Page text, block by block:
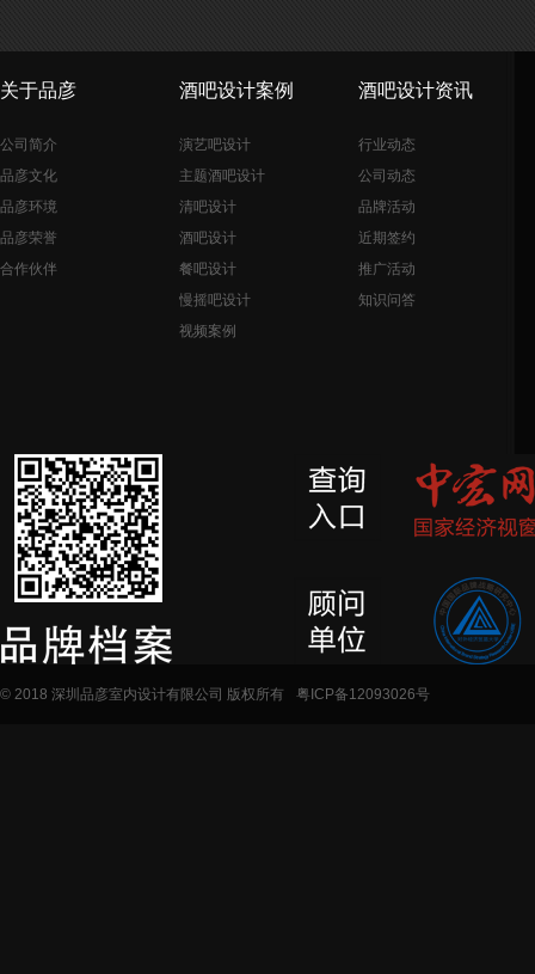
关于品彦
公司简介
品彦文化
品彦环境
品彦荣誉
合作伙伴
酒吧设计案例
演艺吧设计
主题酒吧设计
清吧设计
酒吧设计
餐吧设计
慢摇吧设计
视频案例
酒吧设计资讯
行业动态
公司动态
品牌活动
近期签约
推广活动
知识问答
© 2018 深圳品彦室内设计有限公司 版权所有 粤ICP备12093026号